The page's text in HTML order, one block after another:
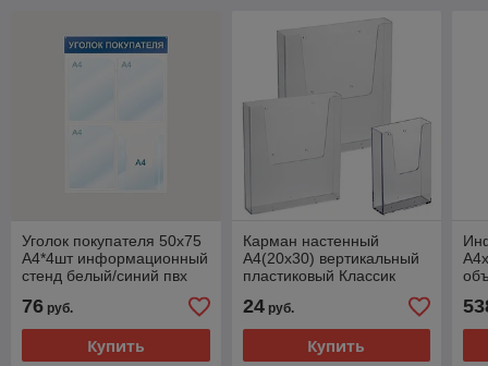
Уголок покупателя 50х75
А4*4шт информационный
стенд белый/синий пвх
76 руб.
Купить
Карман настенный
А4(20х30) вертикальный
пластиковый Классик
24руб.
Купить